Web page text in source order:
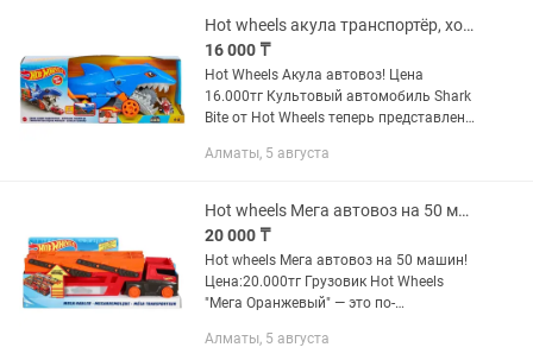
Hot wheels акула транспортёр, хот вилс
16 000 ₸
Hot Wheels Акула автовоз! Цена
16.000тг Культовый автомобиль Shark
Bite от Hot Wheels теперь представлен
названием “Голодная акула”! Когда
Алматы, 5 августа
Hot wheels Мега автовоз на 50 машин, хот вилс
20 000 ₸
Hot wheels Мега автовоз на 50 машин!
Цена:20.000тг Грузовик Hot Wheels
"Мега Оранжевый" — это по-
созданная для интересных
Алматы, 5 августа